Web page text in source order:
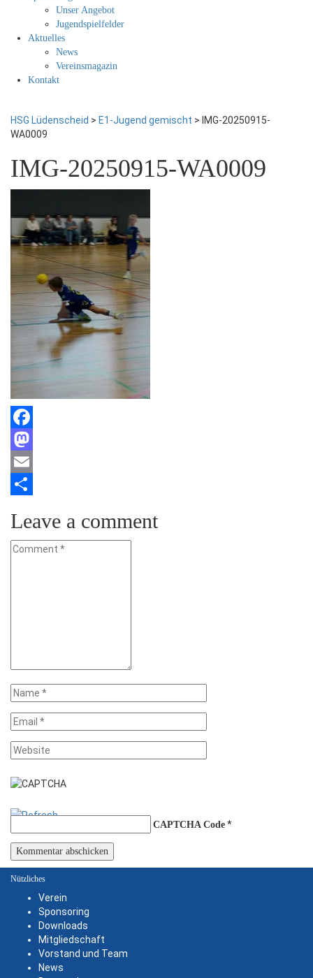
Unser Angebot
Jugendspielfelder
Aktuelles
News
Vereinsmagazin
Kontakt
HSG Lüdenscheid > E1-Jugend gemischt > IMG-20250915-
WA0009
IMG-20250915-WA0009
Facebook
Mastodon
Email
Leave a comment
CAPTCHA Code *
Nützliches
Verein
Sponsoring
Downloads
Mitgliedschaft
Vorstand und Team
News